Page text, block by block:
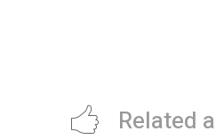
Related